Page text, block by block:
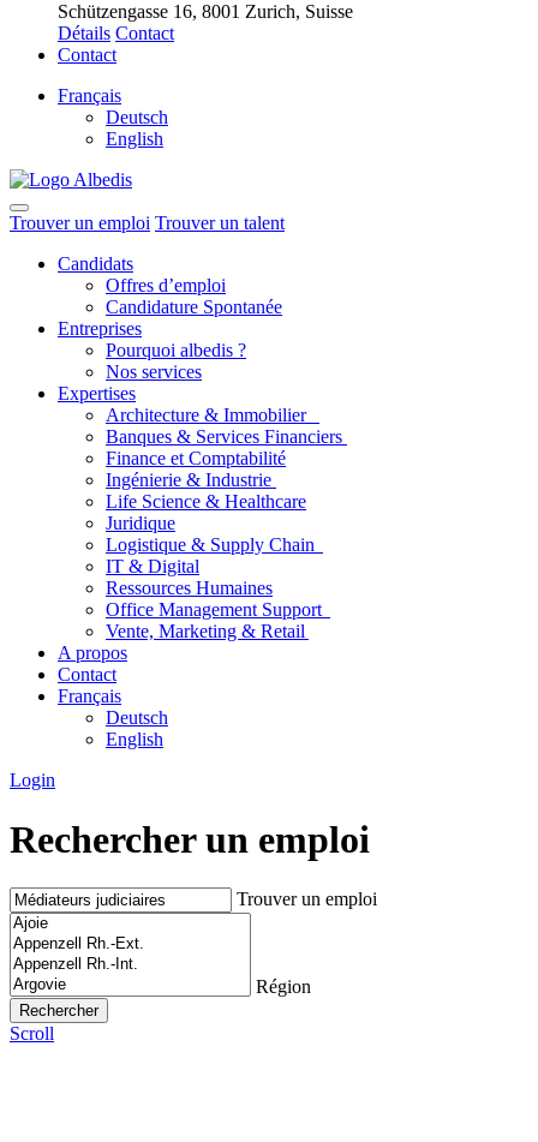
Schützengasse 16, 8001 Zurich, Suisse
Détails Contact
Contact
Français
Deutsch
English
Trouver un emploi Trouver un talent
Candidats
Offres d’emploi
Candidature Spontanée
Entreprises
Pourquoi albedis ?
Nos services
Expertises
Architecture & Immobilier
Banques & Services Financiers
Finance et Comptabilité
Ingénierie & Industrie
Life Science & Healthcare
Juridique
Logistique & Supply Chain
IT & Digital
Ressources Humaines
Office Management Support
Vente, Marketing & Retail
A propos
Contact
Français
Deutsch
English
Login
Rechercher un emploi
Trouver un emploi
Région
Scroll